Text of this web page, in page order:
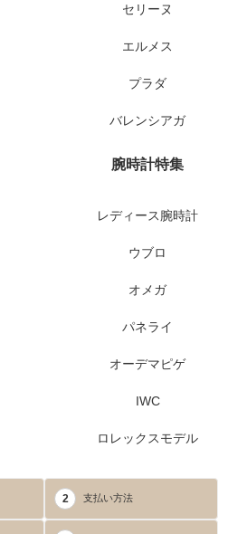
セリーヌ
エルメス
プラダ
バレンシアガ
腕時計特集
レディース腕時計
ウブロ
オメガ
パネライ
オーデマピゲ
IWC
ロレックスモデル
2 支払い方法